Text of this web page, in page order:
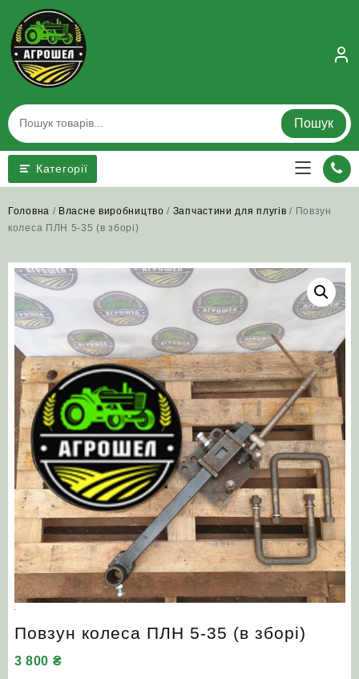
content
Пошук
Категорії
Головна / Власне виробництво / Запчастини для плугів / Повзун
колеса ПЛН 5-35 (в зборі)
Повзун колеса ПЛН 5-35 (в зборі)
3 800 ₴